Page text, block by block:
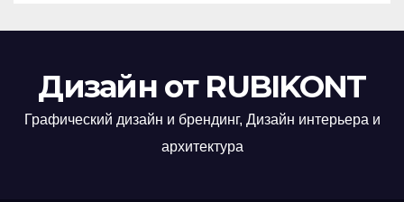
Дизайн от RUBIKONT
Графический дизайн и брендинг, Дизайн интерьера и
архитектура